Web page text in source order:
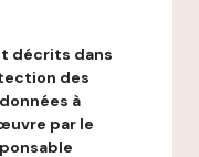
décrits dans
des
à
par le